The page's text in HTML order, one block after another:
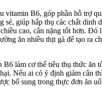
vitamin B6, góp phần hỗ trợ
sẻ, giúp hấp thụ các chất dinh
cao, cân nặng tốt hơn. Đó
ăn nhiều thịt gà để tạo ra
B6 làm cơ thể tiêu thụ thức ăn
Nếu ai có ý định giảm cân
bổ sung trong thực đơn ăn